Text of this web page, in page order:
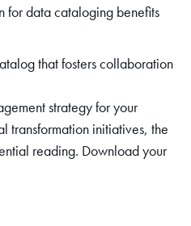
for data cataloging benefits
that fosters collaboration
strategy for your
transformation initiatives, the
reading. Download your